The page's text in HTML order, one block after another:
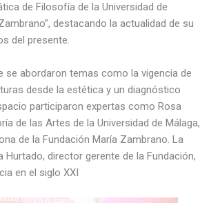
de Filosofía de la Universidad de
destacando la actualidad de su
del presente.
se abordaron temas como la vigencia de
desde la estética y un diagnóstico
participaron expertas como Rosa
de las Artes de la Universidad de Málaga,
de la Fundación María Zambrano. La
director gerente de la Fundación,
en el siglo XXI